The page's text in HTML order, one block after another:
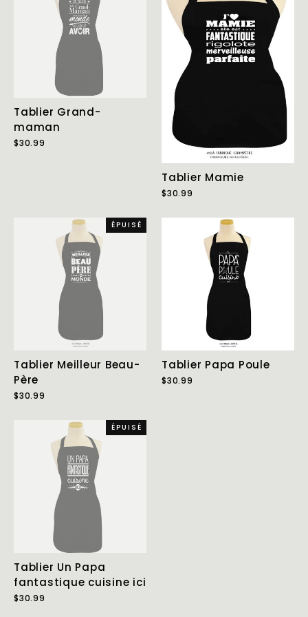
Tablier Grand-
maman
$30.99
Tablier Mamie
$30.99
ÉPUISÉ
Tablier Meilleur Beau-
Père
$30.99
Tablier Papa Poule
$30.99
ÉPUISÉ
Tablier Un Papa
fantastique cuisine ici
$30.99